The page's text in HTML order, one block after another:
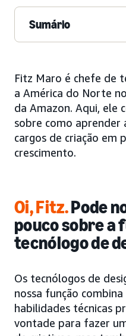
Sumário
Fitz Maro é chefe de
a América do Norte no
da Amazon. Aqui, ele
sobre como
cargos de criação em
crescimento.
Oi, Fitz.Pode
pouco sobre a
tecnólogo de
Os tecnólogos de
nossa função
habilidades técnicas
vontade para fazer